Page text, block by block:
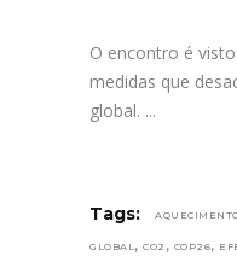
O encontro é
medidas que
global.
Tags:
GLOBAL , CO2 , COP26,